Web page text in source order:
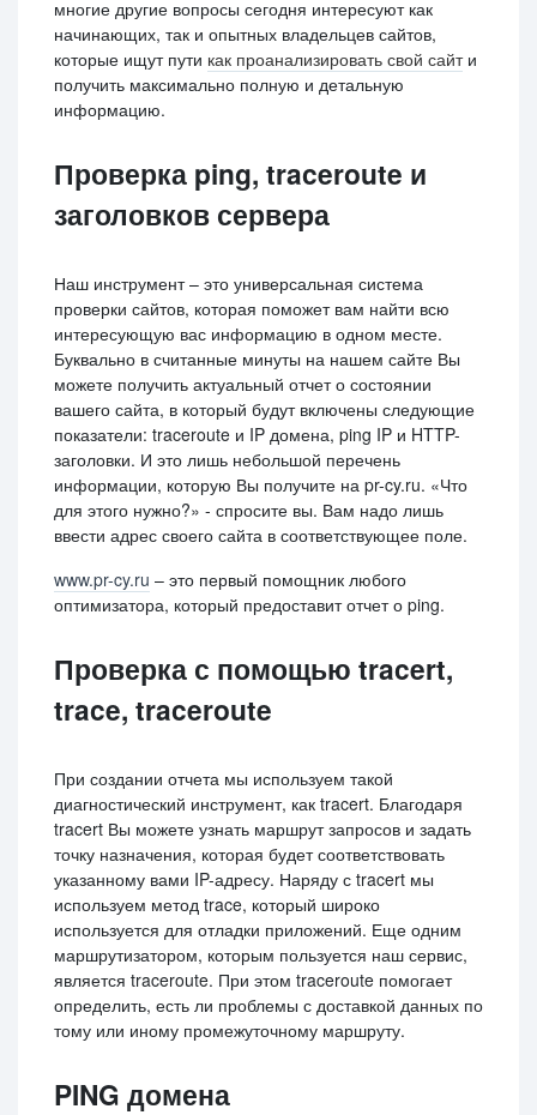
многие другие вопросы сегодня интересуют как
начинающих, так и опытных владельцев сайтов,
которые ищут пути как проанализировать свой сайти
получить максимально полную и детальную
информацию.
Проверка ping, traceroute и
заголовков сервера
Наш инструмент – это универсальная система
проверки сайтов, которая поможет вам найти всю
интересующую вас информацию в одном месте.
Буквально в считанные минуты на нашем сайте Вы
можете получить актуальный отчет о состоянии
вашего сайта, в который будут включены следующие
показатели: traceroute и IP домена, ping IP и HTTP-
заголовки. И это лишь небольшой перечень
информации, которую Вы получите на pr-cy.ru. «Что
для этого нужно?» - спросите вы. Вам надо лишь
ввести адрес своего сайта в соответствующее поле.
www.pr-cy.ru – это первый помощник любого
оптимизатора, который предоставит отчет о ping.
Проверка с помощью tracert,
trace, traceroute
При создании отчета мы используем такой
диагностический инструмент, как tracert. Благодаря
tracert Вы можете узнать маршрут запросов и задать
точку назначения, которая будет соответствовать
указанному вами IP-адресу. Наряду с tracert мы
используем метод trace, который широко
используется для отладки приложений. Еще одним
маршрутизатором, которым пользуется наш сервис,
является traceroute. При этом traceroute помогает
определить, есть ли проблемы с доставкой данных по
тому или иному промежуточному маршруту.
PING домена